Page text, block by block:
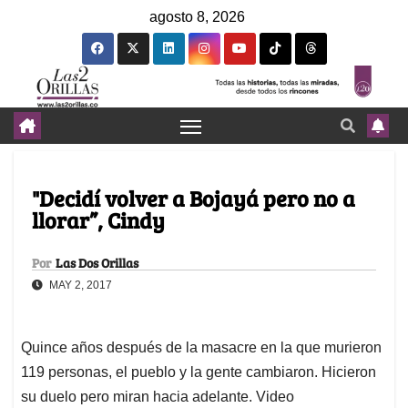
agosto 8, 2026
"Decidí volver a Bojayá pero no a
llorar”, Cindy
Por Las Dos Orillas
MAY 2, 2017
Quince años después de la masacre en la que murieron
119 personas, el pueblo y la gente cambiaron. Hicieron
su duelo pero miran hacia adelante. Video